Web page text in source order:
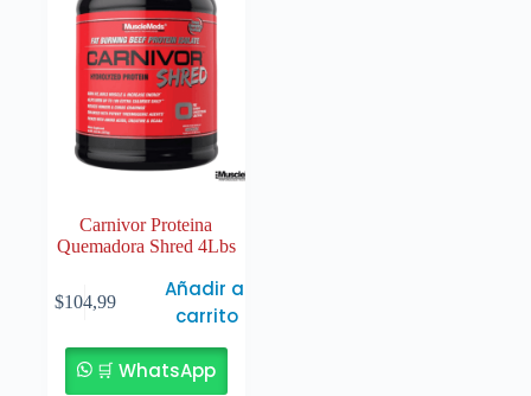
Carnivor Proteina
Quemadora Shred 4Lbs
$104,99
Añadir al
carrito
🛒 WhatsApp